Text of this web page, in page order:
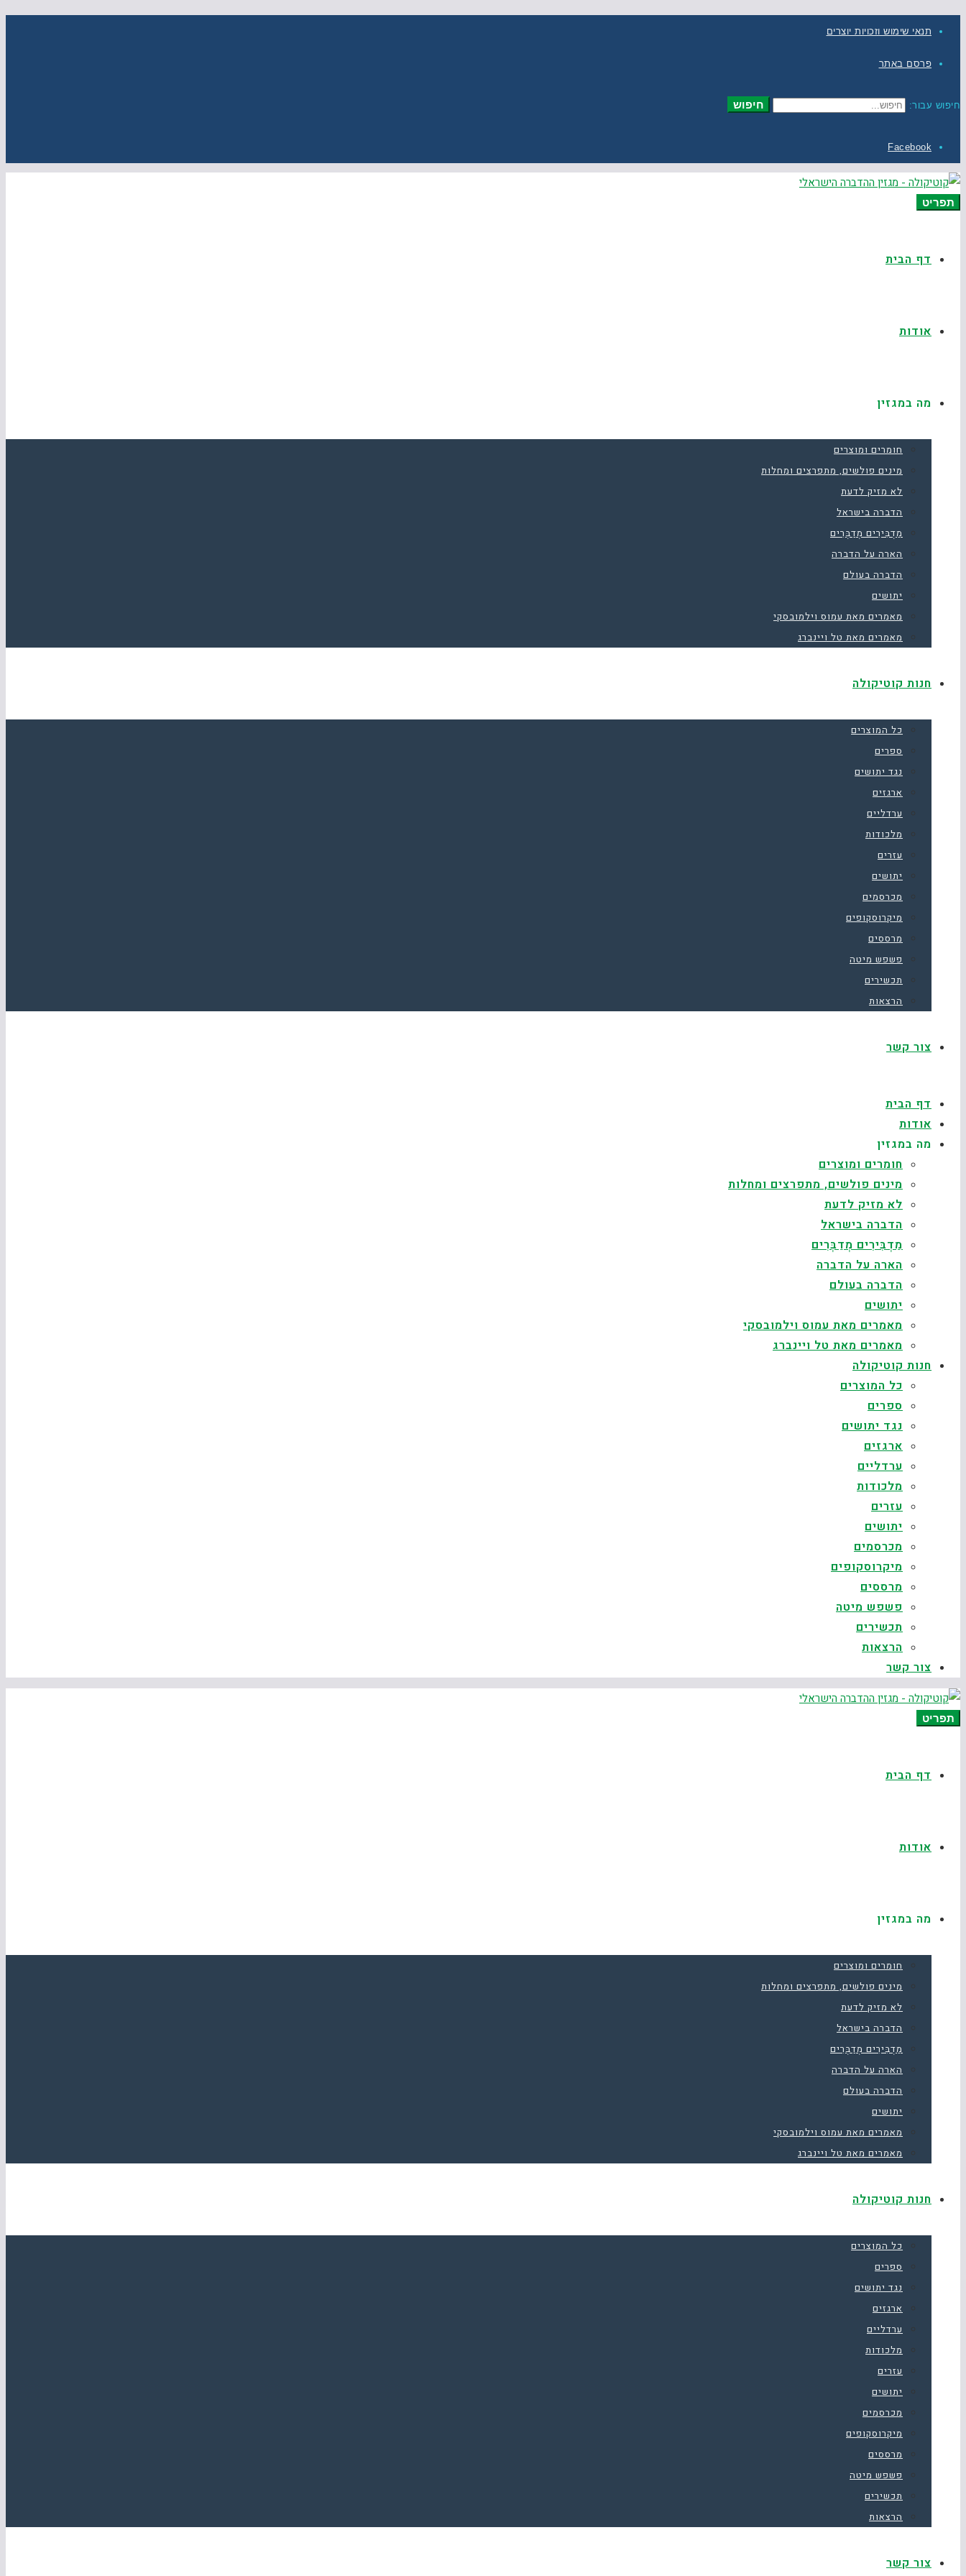
תנאי שימוש וזכויות יוצרים
פרסם באתר
חיפוש עבור: חיפוש
Facebook
תפריט
דף הבית
אודות
מה במגזין
חומרים ומוצרים
מינים פולשים, מתפרצים ומחלות
לא מזיק לדעת
הדברה בישראל
מַדְבִּירִים מְדַבְּרִים
הארה על הדברה
הדברה בעולם
יתושים
מאמרים מאת עמוס וילמובסקי
מאמרים מאת טל ויינברג
חנות קוטיקולה
כל המוצרים
ספרים
נגד יתושים
ארגזים
ערדליים
מלכודות
עזרים
יתושים
מכרסמים
מיקרוסקופים
מרססים
פשפש מיטה
תכשירים
הרצאות
צור קשר
דף הבית
אודות
מה במגזין
חומרים ומוצרים
מינים פולשים, מתפרצים ומחלות
לא מזיק לדעת
הדברה בישראל
מַדְבִּירִים מְדַבְּרִים
הארה על הדברה
הדברה בעולם
יתושים
מאמרים מאת עמוס וילמובסקי
מאמרים מאת טל ויינברג
חנות קוטיקולה
כל המוצרים
ספרים
נגד יתושים
ארגזים
ערדליים
מלכודות
עזרים
יתושים
מכרסמים
מיקרוסקופים
מרססים
פשפש מיטה
תכשירים
הרצאות
צור קשר
תפריט
דף הבית
אודות
מה במגזין
חומרים ומוצרים
מינים פולשים, מתפרצים ומחלות
לא מזיק לדעת
הדברה בישראל
מַדְבִּירִים מְדַבְּרִים
הארה על הדברה
הדברה בעולם
יתושים
מאמרים מאת עמוס וילמובסקי
מאמרים מאת טל ויינברג
חנות קוטיקולה
כל המוצרים
ספרים
נגד יתושים
ארגזים
ערדליים
מלכודות
עזרים
יתושים
מכרסמים
מיקרוסקופים
מרססים
פשפש מיטה
תכשירים
הרצאות
צור קשר